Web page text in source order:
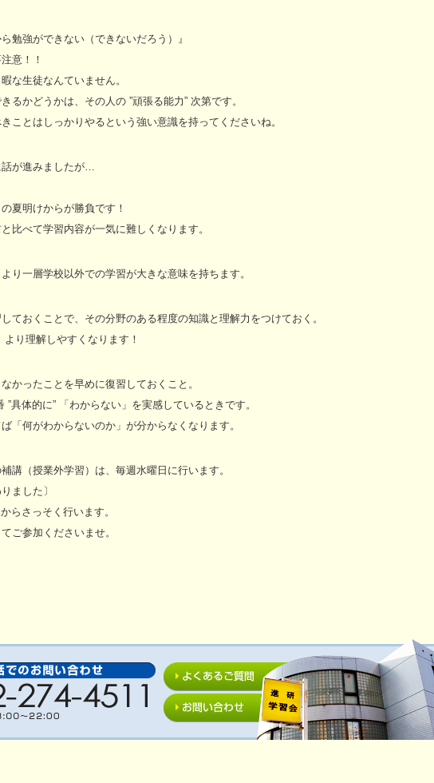
勉強ができない（できないだろう）』
意！！
な生徒なんていません。
るかどうかは、その人の ”頑張る能力” 次第です。
ことはしっかりやるという強い意識を持ってくださいね。
が進みましたが…
夏明けからが勝負です！
比べて学習内容が一気に難しくなります。
り一層学校以外での学習が大きな意味を持ちます。
ておくことで、その分野のある程度の知識と理解力をつけておく。
り理解しやすくなります！
かったことを早めに復習しておくこと。
体的に” 「わからない」を実感しているときです。
わからないのか」が分からなくなります。
（授業外学習）は、毎週水曜日に行います。
ました〕
らさっそく行います。
ご参加くださいませ。